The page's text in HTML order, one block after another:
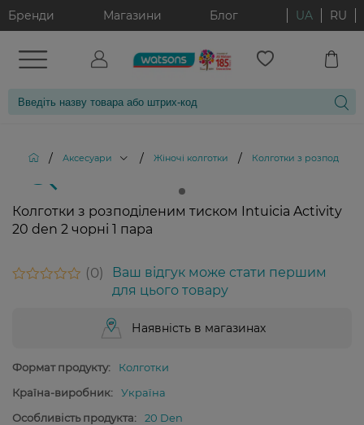
Бренди Магазини Блог UA RU
/ Аксесуари / Жіночі колготки / Колготки з
Колготки з розподіленим тиском Intuicia Activity
20 den 2 чорні 1 пара
0
Ваш відгук може стати першим
для цього товару
Наявність в магазинах
Формат продукту:
Колготки
Країна-виробник:
Україна
Особливість продукта:
20 Den